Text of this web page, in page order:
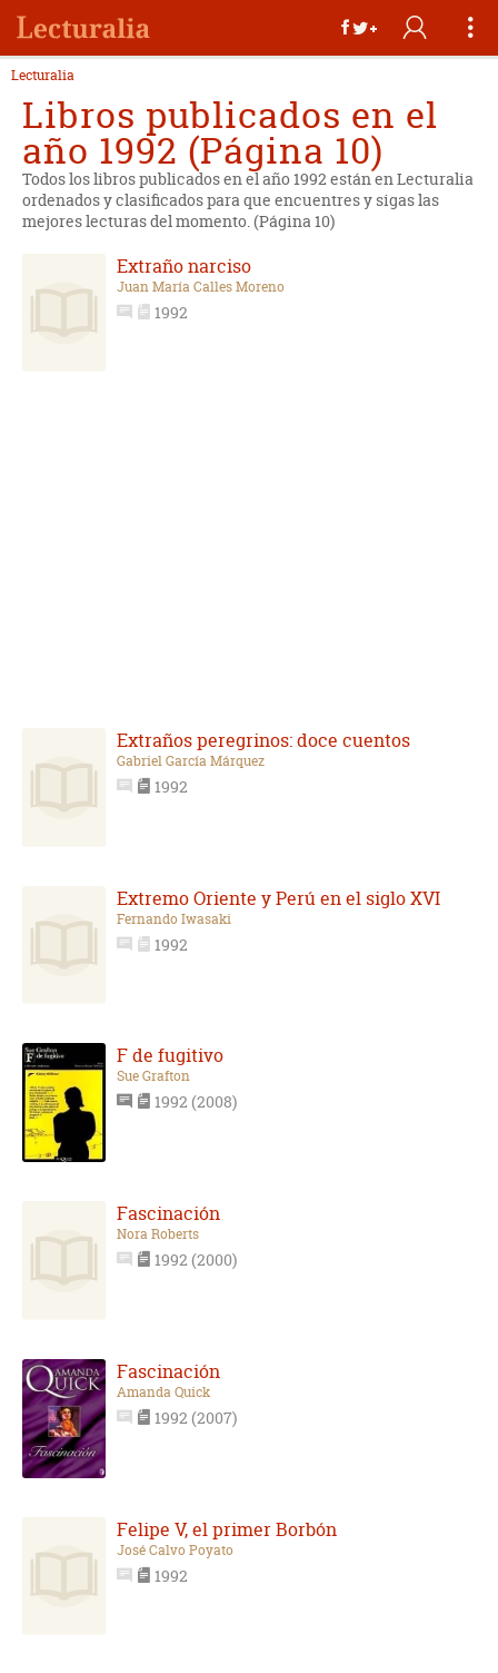
Lecturalia
Libros publicados en el
año 1992 (Página 10)
Todos los libros publicados en el año 1992 están en Lecturalia
ordenados y clasificados para que encuentres y sigas las
mejores lecturas del momento. (Página 10)
Extraño narciso
Juan María Calles Moreno
1992
Extraños peregrinos: doce cuentos
Gabriel García Márquez
1992
Extremo Oriente y Perú en el siglo XVI
Fernando Iwasaki
1992
F de fugitivo
Sue Grafton
1992 (2008)
Fascinación
Nora Roberts
1992 (2000)
Fascinación
Amanda Quick
1992 (2007)
Felipe V, el primer Borbón
José Calvo Poyato
1992